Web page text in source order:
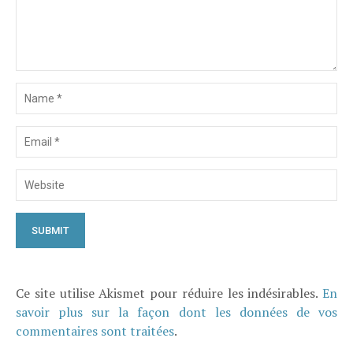
Ce site utilise Akismet pour réduire les indésirables. En
savoir plus sur la façon dont les données de vos
commentaires sont traitées.